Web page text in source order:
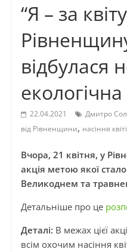
“Я – за
відбулася
22.04.2021 Дмитро
від Рівненщини, насіння
Вчора, 21 квітня, у
акція метою якої
Великоднем та
Детальніше про це
Деталі: В межах цієї
всім охочим насіння